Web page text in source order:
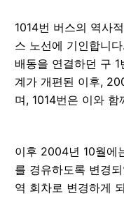
1014번 버스의 역사
스 노선에 기인합니
배동을 연결하던 구
계가 개편된 이후,
며, 1014번은 이와
이후 2004년 10월에
를 경유하도록 변경
역 회차로 변경하게